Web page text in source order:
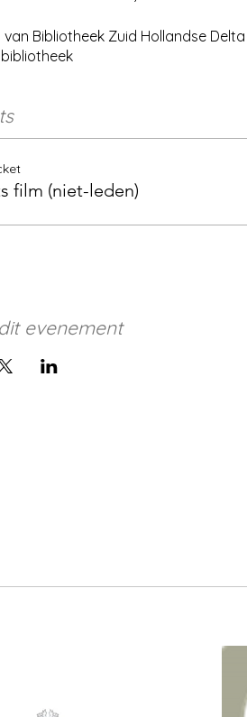
van Bibliotheek Zuid Hollandse
bibliotheek
film (niet-leden)
evenement